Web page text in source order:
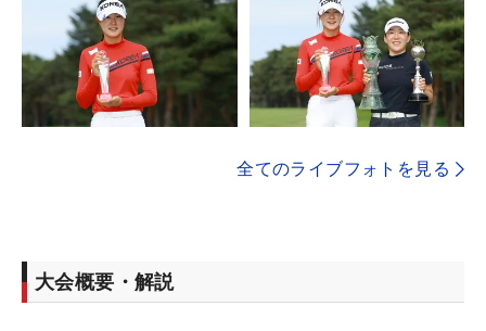
全てのライブフォトを見る
大会概要・解説